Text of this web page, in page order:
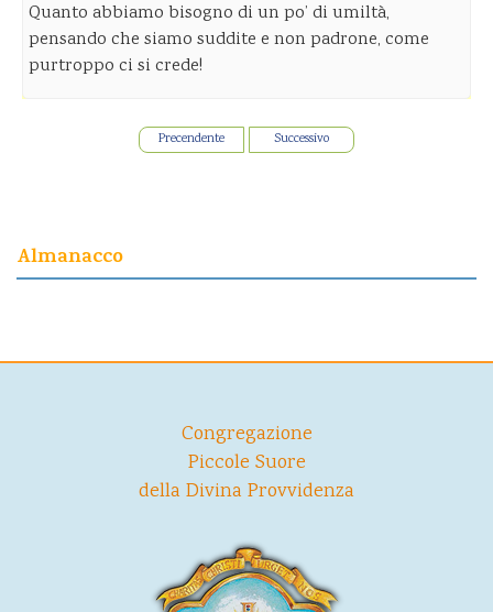
Quanto abbiamo bisogno di un po’ di umiltà,
pensando che siamo suddite e non padrone, come
purtroppo ci si crede!
Precendente Successivo
Almanacco
Congregazione
Piccole Suore
della Divina Provvidenza